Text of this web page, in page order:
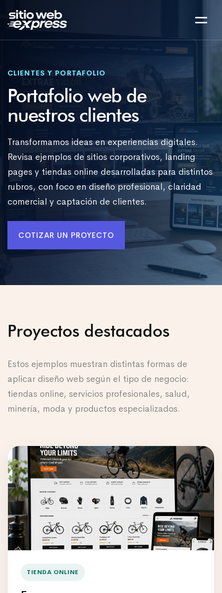
CLIENTES Y PORTAFOLIO
Portafolio web de
nuestros clientes
Transformamos ideas en experiencias digitales.
Revisa ejemplos de sitios corporativos, landing
pages y tiendas online desarrolladas para distintos
rubros, con foco en diseño profesional, claridad
comercial y captación de clientes.
COTIZAR UN PROYECTO
Proyectos destacados
Estos ejemplos muestran distintas formas de
aplicar diseño web según el tipo de negocio:
tiendas online, servicios profesionales, salud,
minería, moda y productos especializados.
TIENDA ONLINE